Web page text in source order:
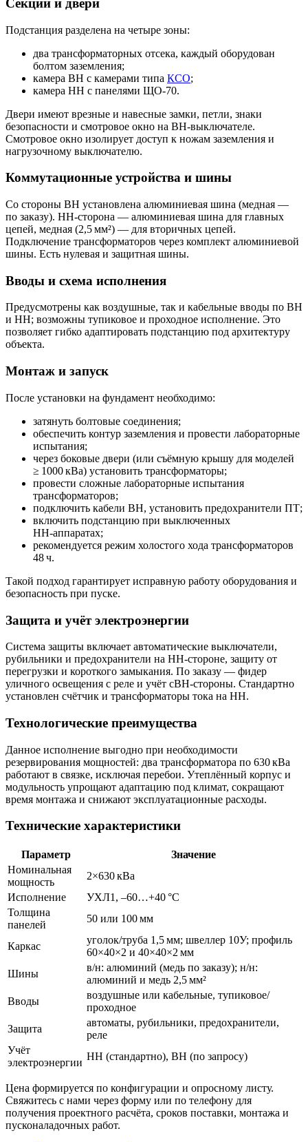
Секции и двери
Подстанция разделена на четыре зоны:
два трансформаторных отсека, каждый оборудован
болтом заземления;
камера ВН с камерами типа КСО;
камера НН с панелями ЩО‑70.
Двери имеют врезные и навесные замки, петли, знаки
безопасности и смотровое окно на ВН‑выключателе.
Смотровое окно изолирует доступ к ножам заземления и
нагрузочному выключателю.
Коммутационные устройства и шины
Со стороны ВН установлена алюминиевая шина (медная —
по заказу). НН‑сторона — алюминиевая шина для главных
цепей, медная (2,5 мм²) — для вторичных цепей.
Подключение трансформаторов через комплект алюминиевой
шины. Есть нулевая и защитная шины.
Вводы и схема исполнения
Предусмотрены как воздушные, так и кабельные вводы по ВН
и НН; возможны тупиковое и проходное исполнение. Это
позволяет гибко адаптировать подстанцию под архитектуру
объекта.
Монтаж и запуск
После установки на фундамент необходимо:
затянуть болтовые соединения;
обеспечить контур заземления и провести лабораторные
испытания;
через боковые двери (или съёмную крышу для моделей
≥ 1000 кВа) установить трансформаторы;
провести сложные лабораторные испытания
трансформаторов;
подключить кабели ВН, установить предохранители ПТ;
включить подстанцию при выключенных
НН‑аппаратах;
рекомендуется режим холостого хода трансформаторов
48 ч.
Такой подход гарантирует исправную работу оборудования и
безопасность при пуске.
Защита и учёт электроэнергии
Система защиты включает автоматические выключатели,
рубильники и предохранители на НН‑стороне, защиту от
перегрузки и короткого замыкания. По заказу — фидер
уличного освещения с реле и учёт сВН‑стороны. Стандартно
установлен счётчик и трансформаторы тока на НН.
Технологические преимущества
Данное исполнение выгодно при необходимости
резервирования мощностей: два трансформатора по 630 кВа
работают в связке, исключая перебои. Утеплённый корпус и
модульность упрощают адаптацию под климат, сокращают
время монтажа и снижают эксплуатационные расходы.
Технические характеристики
Параметр
Значение
Номинальная
мощность
2×630 кВа
Исполнение
УХЛ1, –60…+40 °C
Толщина
панелей
50 или 100 мм
Каркас
уголок/труба 1,5 мм; швеллер 10У; профиль
60×40×2 и 40×40×2 мм
Шины
в/н: алюминий (медь по заказу); н/н:
алюминий и медь 2,5 мм²
Вводы
воздушные или кабельные, тупиковое/
проходное
Защита
автоматы, рубильники, предохранители,
реле
Учёт
электроэнергии
НН (стандартно), ВН (по запросу)
Цена формируется по конфигурации и опросному листу.
Свяжитесь с нами через форму или по телефону для
получения проектного расчёта, сроков поставки, монтажа и
пусконаладочных работ.